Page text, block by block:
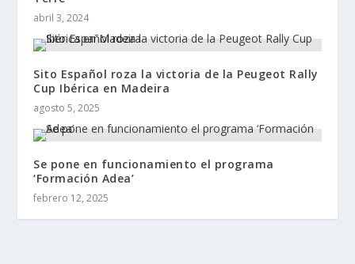
abril 3, 2024
Sito Español roza la victoria de la Peugeot Rally
Cup Ibérica en Madeira
agosto 5, 2025
Se pone en funcionamiento el programa
‘Formación Adea’
febrero 12, 2025